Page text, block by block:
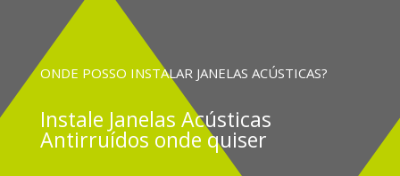
ONDE POSSO INSTALAR JANELAS ACÚSTICAS?
Instale Janelas Acústicas
Antirruídos onde quiser